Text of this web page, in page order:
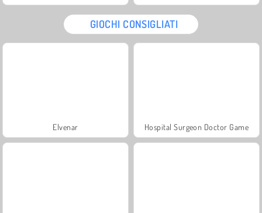
GIOCHI CONSIGLIATI
Elvenar Hospital Surgeon Doctor Game